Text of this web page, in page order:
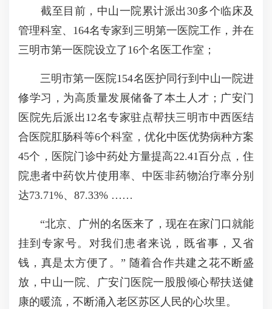
截至目前，中山一院累计派出30多个临床及
管理科室、164名专家到三明第一医院工作，并在
三明市第一医院设立了16个名医工作室；
三明市第一医院154名医护同行到中山一院进
修学习，为高质量发展储备了本土人才；广安门
医院先后派出12名专家驻点帮扶三明市中西医结
合医院肛肠科等6个科室，优化中医优势病种方案
45个，医院门诊中药处方量提高22.41百分点，住
院患者中药饮片使用率、中医非药物治疗率分别
达73.71%、87.33% ……
“北京、广州的名医来了，现在在家门口就能
挂到专家号。对我们患者来说，既省事，又省
钱，真是太方便了。” 随着合作共建之花不断盛
放，中山一院、广安门医院一股股倾心帮扶送健
康的暖流，不断涌入老区苏区人民的心坎里。